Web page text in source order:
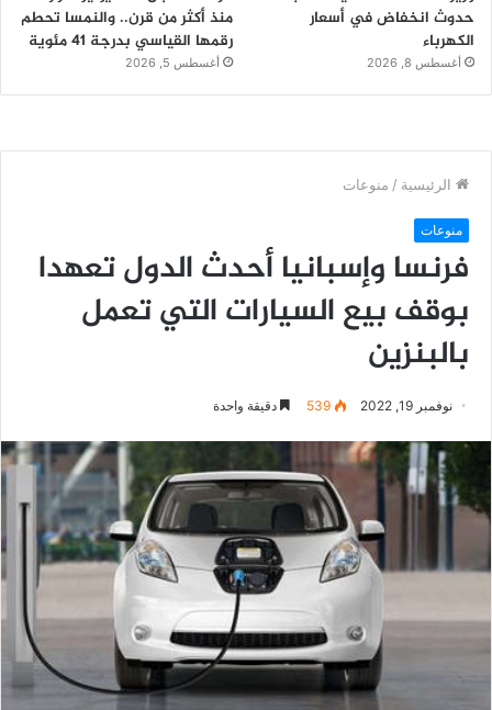
حدوث انخفاض في أسعار
الكهرباء
أغسطس 8, 2026
منذ أكثر من قرن.. والنمسا تحطم
رقمها القياسي بدرجة 41 مئوية
أغسطس 5, 2026